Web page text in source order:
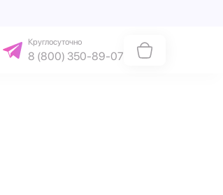
Круглосуточно
8 (800) 350-89-07